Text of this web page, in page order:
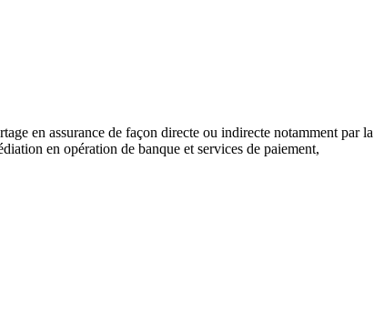
en assurance de façon directe ou indirecte notamment par la
en opération de banque et services de paiement,